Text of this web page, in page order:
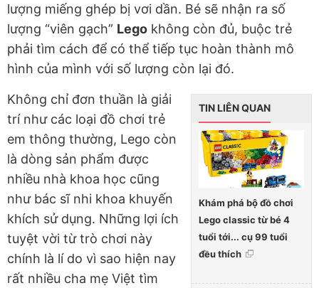
lượng miếng ghép bị vơi dần. Bé sẽ nhận ra số
lượng “viên gạch” Lego không còn đủ, buộc trẻ
phải tìm cách để có thể tiếp tục hoàn thành mô
hình của mình với số lượng còn lại đó.
TIN LIÊN QUAN
Khám phá bộ đồ chơi
Lego classic từ bé 4
tuổi tới... cụ 99 tuổi
đều thích
Không chỉ đơn thuần là giải
trí như các loại đồ chơi trẻ
em thông thường, Lego còn
là dòng sản phẩm được
nhiều nhà khoa học cũng
như bác sĩ nhi khoa khuyến
khích sử dụng. Những lợi ích
tuyệt vời từ trò chơi này
chính là lí do vì sao hiện nay
rất nhiều cha mẹ Việt tìm